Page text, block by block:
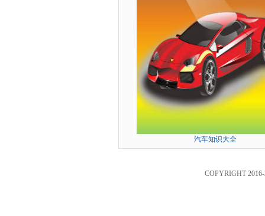
汽车知识大全
COPYRIGHT